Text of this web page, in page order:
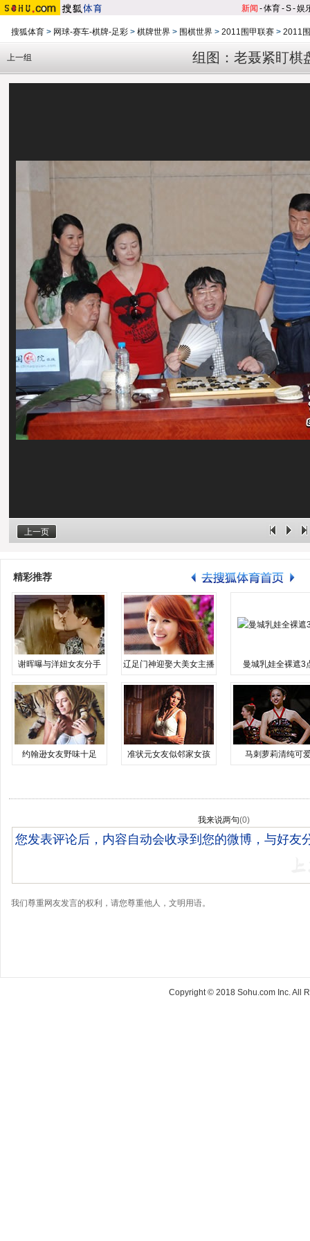
新闻 -体育-S-娱
搜狐体育 > 网球-赛车-棋牌-足彩 > 棋牌世界 > 围棋世界 > 2011围甲联赛 > 2011
组图：老聂紧盯棋
上一组
上一页
精彩推荐
谢晖曝与洋妞女友分手 辽足门神迎娶大美女主播 曼城乳娃全裸遮3
约翰逊女友野味十足 准状元女友似邻家女孩 马刺萝莉清纯可
我来说两句(0)
我们尊重网友发言的权利，请您尊重他人，文明用语。
Copyright © 2018 Sohu.com Inc. All